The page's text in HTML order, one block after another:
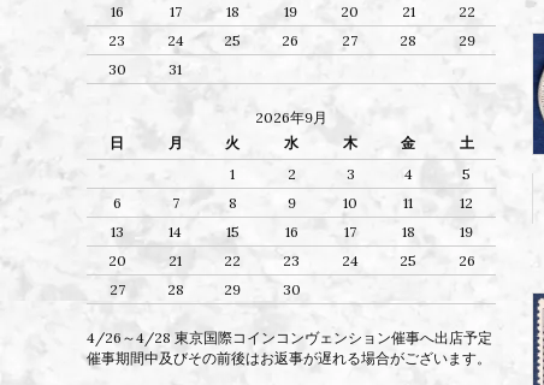
16
17 18 19 20 21
22
23
24 25 26 27 28
29
30
31
2026年9月
日
月 火 水 木 金
土
1
2 3 4
5
6
7 8 9 10 11
12
13
14 15 16 17 18
19
20
21 22 23 24 25
26
27
28 29 30
4/26～4/28 東京国際コインコンヴェンション催事へ出店予定
催事期間中及びその前後はお返事が遅れる場合がございます。